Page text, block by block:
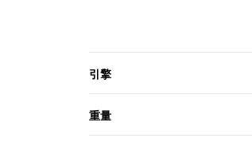
引擎
重量